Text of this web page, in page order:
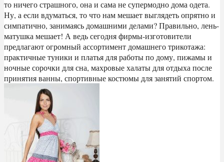
то ничего страшного, она и сама не супермодно дома одета.
Ну, а если вдуматься, то что нам мешает выглядеть опрятно и
симпатично, занимаясь домашними делами? Правильно, лень-
матушка мешает! А ведь сегодня фирмы-изготовители
предлагают огромный ассортимент домашнего трикотажа:
практичные туники и платья для работы по дому, пижамы и
ночные сорочки для сна, махровые халаты для отдыха после
принятия ванны, спортивные костюмы для занятий спортом.